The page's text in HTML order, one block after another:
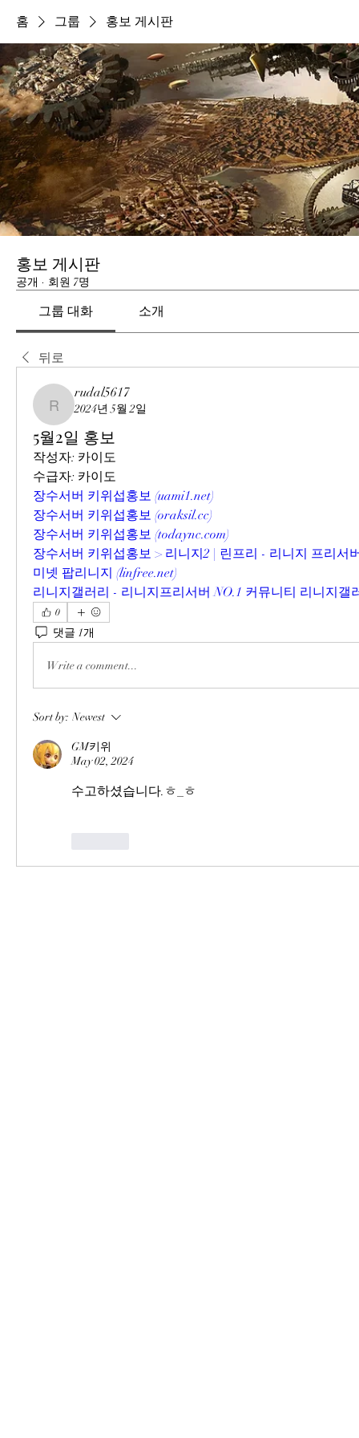
홈 그룹 홍보 게시판
홍보 게시판
공개 · 회원 7명
그룹 대화 소개
뒤로
rudal5617
rudal5617
2024년 5월 2일
5월2일 홍보
작성자: 카이도
수급자: 카이도
장수서버 키위섭홍보 (uami1.net)
장수서버 키위섭홍보 (oraksil.cc)
장수서버 키위섭홍보 (todaync.com)
장수서버 키위섭홍보 > 리니지2 | 린프리 - 리니지 프리서
미넷 팝리니지 (linfree.net)
리니지갤러리 - 리니지프리서버 NO.1 커뮤니티 리니지갤
0
댓글 1개
Write a comment...
Sort by: Newest
GM키위
May 02, 2024
수고하셨습니다.ㅎ_ㅎ